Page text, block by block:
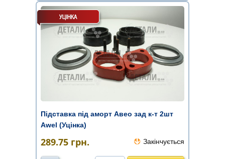
Підставка під аморт Авео зад к-т 2шт
Awel (Уцінка)
289.75 грн. Закінчується